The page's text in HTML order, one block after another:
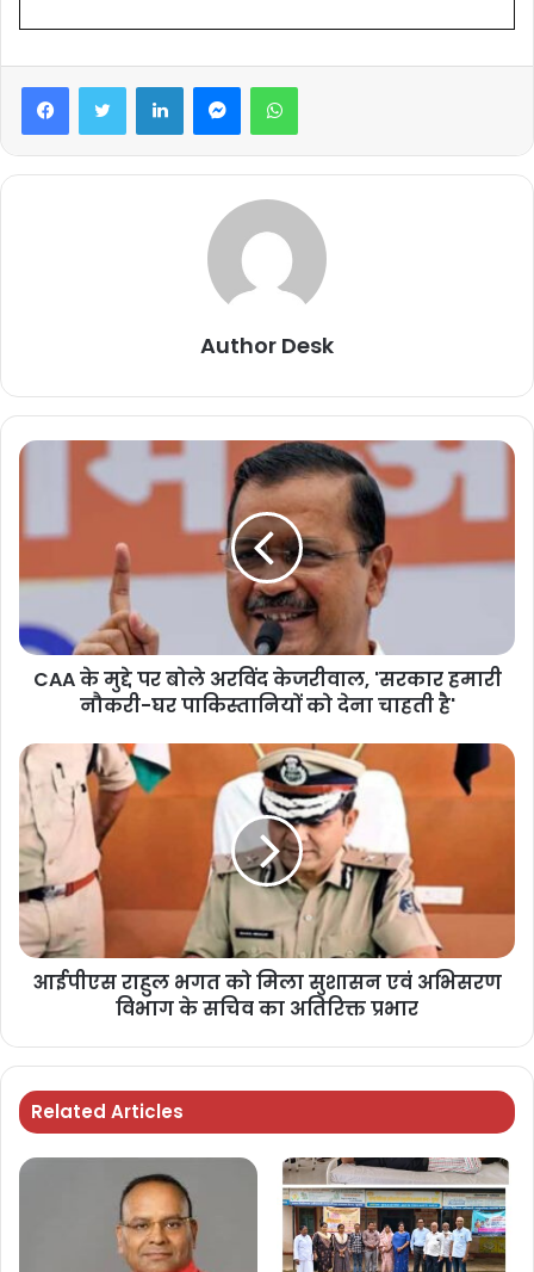
Author Desk
CAA के मुद्दे पर बोले अरविंद केजरीवाल, 'सरकार हमारी
नौकरी-घर पाकिस्तानियों को देना चाहती है'
आईपीएस राहुल भगत को मिला सुशासन एवं अभिसरण
विभाग के सचिव का अतिरिक्त प्रभार
Related Articles